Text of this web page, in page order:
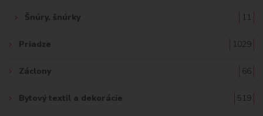
Šnúry, šnúrky 11
Priadze 1029
Záclony 66
Bytový textil a dekorácie 519